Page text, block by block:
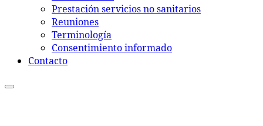
Prestación servicios no sanitarios
Reuniones
Terminología
Consentimiento informado
Contacto